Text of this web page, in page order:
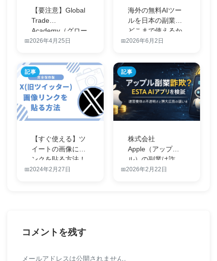
【要注意】Global
Trade
Academy（グロー
バ…
2026年4月25日
海外の無料AIツー
ルを日本の副業で
どこまで使えるか
検証する
2026年6月2日
記事
【すぐ使える】ツ
イートの画像にリ
ンクを貼る方法！
最新情報を公…
2024年2月27日
記事
株式会社
Apple（アップ
ル）の副業は詐
欺？ESTAのAIア…
2026年2月22日
コメントを残す
メールアドレスは公開されません。